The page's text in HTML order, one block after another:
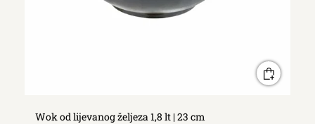
Wok od lijevanog željeza 1,8 lt | 23 cm